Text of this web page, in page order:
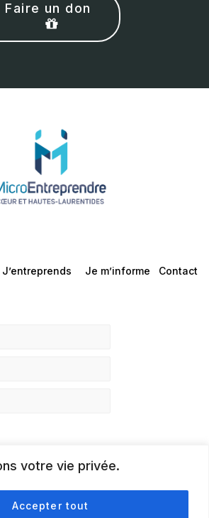
votre vie privée.
Accepter tout
Faire un don
J’entreprends Je m’informe Contact